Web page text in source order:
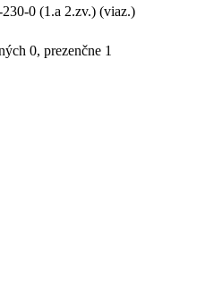
0 (1.a 2.zv.) (viaz.)
0, prezenčne 1